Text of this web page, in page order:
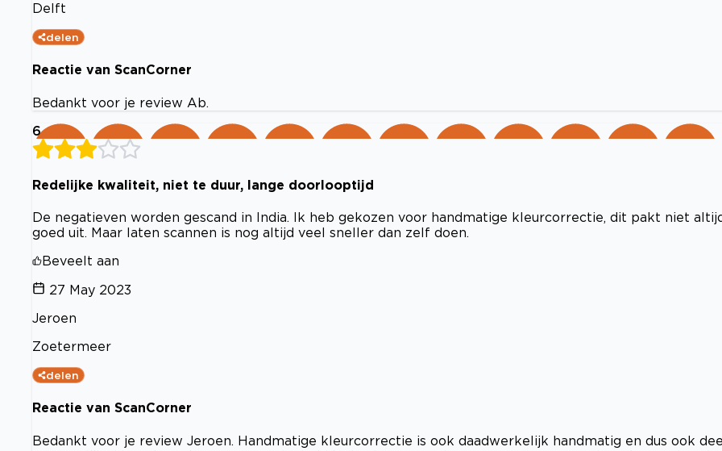
Delft
delen
Reactie van ScanCorner
Bedankt voor je review Ab.
6
Redelijke kwaliteit, niet te duur, lange doorlooptijd
De negatieven worden gescand in India. Ik heb gekozen voor handmatige kleurcorrectie, dit pakt niet
goed uit. Maar laten scannen is nog altijd veel sneller dan zelf doen.
Beveelt aan
27 May 2023
Jeroen
Zoetermeer
delen
Reactie van ScanCorner
Bedankt voor je review Jeroen. Handmatige kleurcorrectie is ook daadwerkelijk handmatig en dus ook